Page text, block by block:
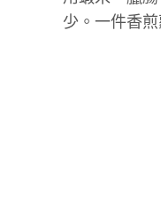
少。一件香